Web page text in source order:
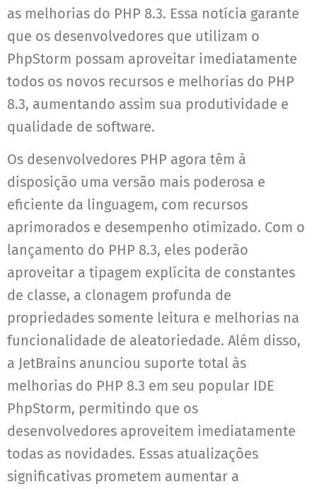
as melhorias do PHP 8.3. Essa notícia garante
que os desenvolvedores que utilizam o
PhpStorm possam aproveitar imediatamente
todos os novos recursos e melhorias do PHP
8.3, aumentando assim sua produtividade e
qualidade de software.
Os desenvolvedores PHP agora têm à
disposição uma versão mais poderosa e
eficiente da linguagem, com recursos
aprimorados e desempenho otimizado. Com o
lançamento do PHP 8.3, eles poderão
aproveitar a tipagem explícita de constantes
de classe, a clonagem profunda de
propriedades somente leitura e melhorias na
funcionalidade de aleatoriedade. Além disso,
a JetBrains anunciou suporte total às
melhorias do PHP 8.3 em seu popular IDE
PhpStorm, permitindo que os
desenvolvedores aproveitem imediatamente
todas as novidades. Essas atualizações
significativas prometem aumentar a